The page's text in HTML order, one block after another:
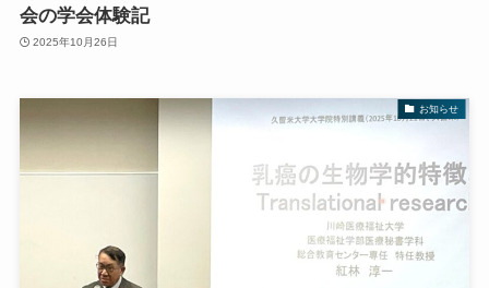
会の学会体験記
2025年10月26日
お知らせ